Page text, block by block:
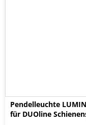
Pendelleuchte
für DUOline